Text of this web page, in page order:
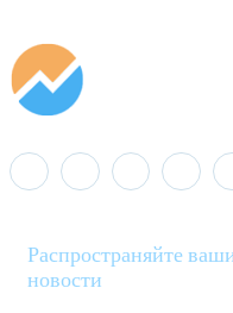
Распространяйте
новости